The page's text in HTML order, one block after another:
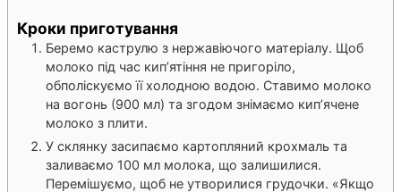
Кроки приготування
Беремо каструлю з нержавіючого матеріалу. Щоб
молоко під час кип’ятіння не пригоріло,
обполіскуємо її холодною водою. Ставимо молоко
на вогонь (900 мл) та згодом знімаємо кип’ячене
молоко з плити.
У склянку засипаємо картопляний крохмаль та
заливаємо 100 мл молока, що залишилися.
Перемішуємо, щоб не утворилися грудочки. «Якщо